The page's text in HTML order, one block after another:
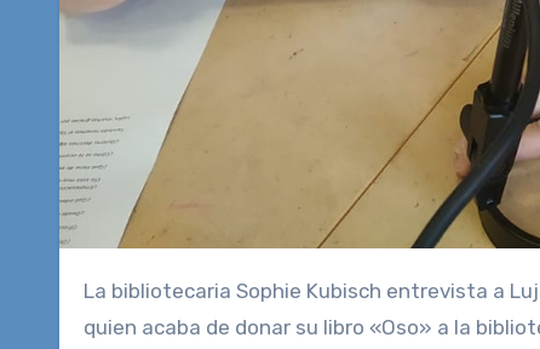
La bibliotecaria Sophie Kubisch entrevista a Luján Cordaro, quien da el proyecto extraescolar de Acuarela y
quien acaba de donar su libro «Oso» a la